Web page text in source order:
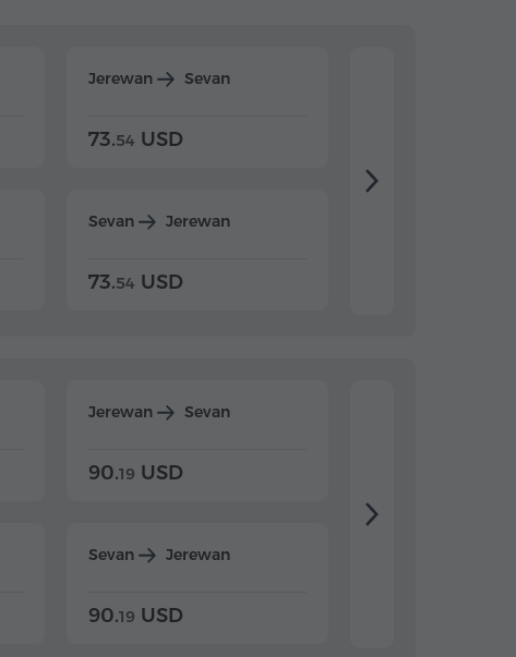
Jerewan Sevan
73.54 USD
Sevan Jerewan
73.54 USD
Jerewan Sevan
90.19 USD
Sevan Jerewan
90.19 USD